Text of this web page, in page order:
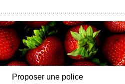
Proposer une police